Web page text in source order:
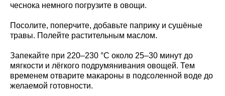
чеснока немного погрузите в овощи.
Посолите, поперчите, добавьте паприку и сушёные
травы. Полейте растительным маслом.
Запекайте при 220–230 °C около 25–30 минут до
мягкости и лёгкого подрумянивания овощей. Тем
временем отварите макароны в подсоленной воде до
желаемой готовности.